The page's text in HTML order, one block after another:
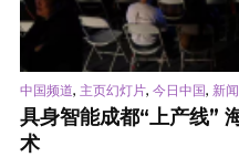
中国频道, 主页幻灯片, 今日中国, 新
具身智能成都“上产线”
术